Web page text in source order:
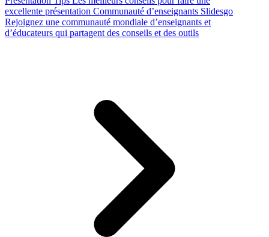
excellente présentation Communauté d’enseignants Slidesgo
Rejoignez une communauté mondiale d’enseignants et
d’éducateurs qui partagent des conseils et des outils